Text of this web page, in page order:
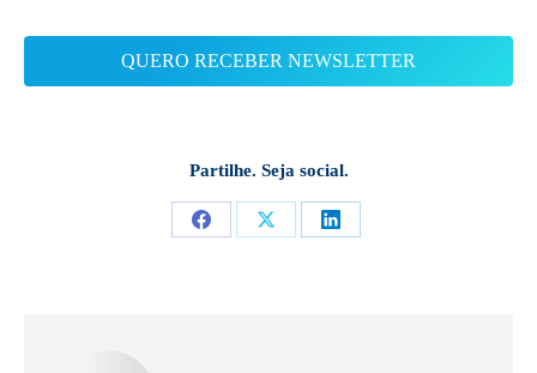
Partilhe. Seja social.
Share
Share
Share